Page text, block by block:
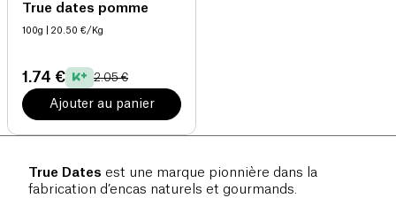
True dates pomme
100g | 20.50 €/Kg
1.74 € 2.05 €
Ajouter au panier
True Dates est une marque pionnière dans la
fabrication d’encas naturels et gourmands.